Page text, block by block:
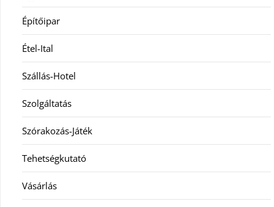
Építőipar
Étel-Ital
Szállás-Hotel
Szolgáltatás
Szórakozás-Játék
Tehetségkutató
Vásárlás